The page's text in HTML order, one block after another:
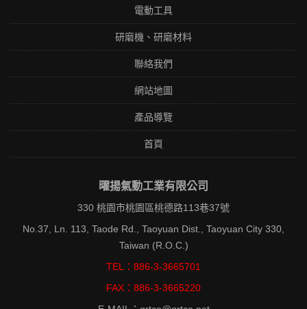
電動工具
研磨機、研磨材料
聯絡我們
網站地圖
產品導覽
首頁
曜揚氣動工業有限公司
330 桃園市桃園區桃德路113巷37號
No.37, Ln. 113, Taode Rd., Taoyuan Dist., Taoyuan City 330,
Taiwan (R.O.C.)
TEL：886-3-3665701
FAX：886-3-3665220